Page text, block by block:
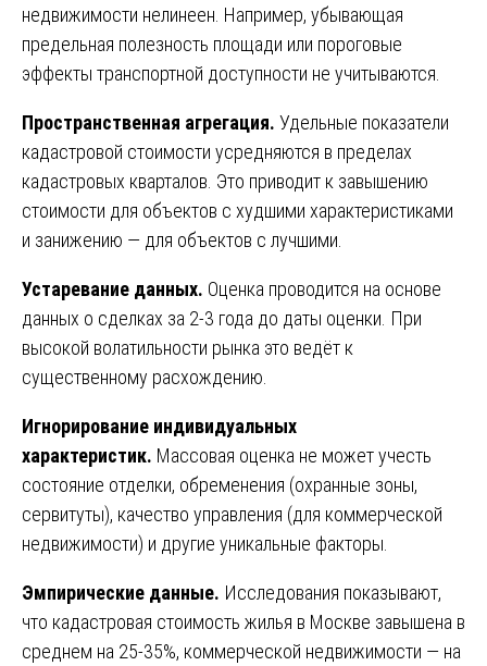
недвижимости нелинеен. Например, убывающая
предельная полезность площади или пороговые
эффекты транспортной доступности не учитываются.
Пространственная агрегация. Удельные показатели
кадастровой стоимости усредняются в пределах
кадастровых кварталов. Это приводит к завышению
стоимости для объектов с худшими характеристиками
и занижению — для объектов с лучшими.
Устаревание данных. Оценка проводится на основе
данных о сделках за 2-3 года до даты оценки. При
высокой волатильности рынка это ведёт к
существенному расхождению.
Игнорирование индивидуальных
характеристик. Массовая оценка не может учесть
состояние отделки, обременения (охранные зоны,
сервитуты), качество управления (для коммерческой
недвижимости) и другие уникальные факторы.
Эмпирические данные. Исследования показывают,
что кадастровая стоимость жилья в Москве завышена в
среднем на 25-35%, коммерческой недвижимости — на